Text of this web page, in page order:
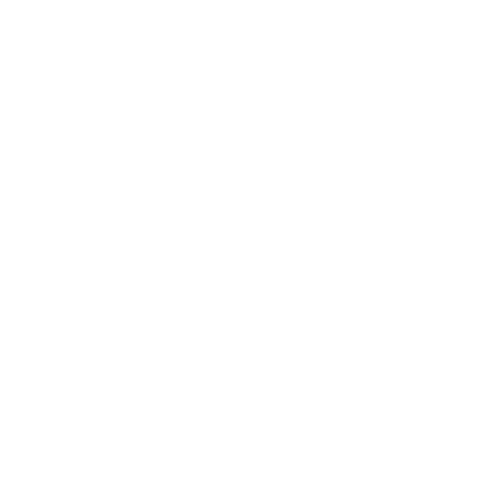
- у нас только самые выгодные условия от ведущих